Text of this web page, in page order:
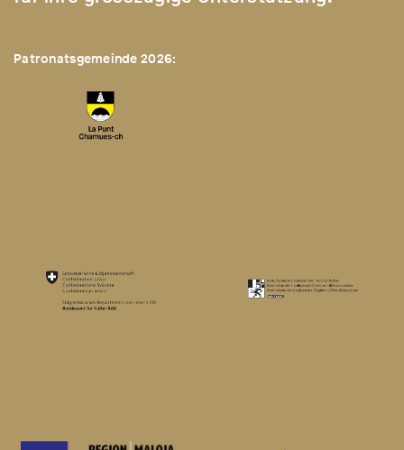
Patronatsgemeinde 2026: